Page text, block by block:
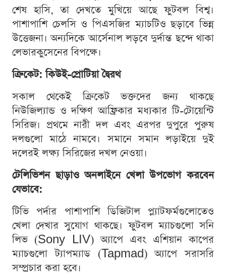
শেষ হাসি, তা দেখতে মুখিয়ে আছে ফুটবল বিশ্ব।
পাশাপাশি চেলসি ও পিএসজির ম্যাচটিও ছড়াবে ভিন্ন
উত্তেজনা। অন্যদিকে আর্সেনাল লড়বে দুর্দান্ত ছন্দে থাকা
লেভারকুসেনের বিপক্ষে।
ক্রিকেট: কিউই-প্রোটিয়া দ্বৈরথ
সকাল থেকেই ক্রিকেট ভক্তদের জন্য থাকছে
নিউজিল্যান্ড ও দক্ষিণ আফ্রিকার মধ্যকার টি-টোয়েন্টি
সিরিজ। প্রথমে নারী দল এবং এরপর দুপুরে পুরুষ
দলগুলো মাঠে নামবে। সমানে সমান লড়াইয়ে দুই
দলেরই লক্ষ্য সিরিজের দখল নেওয়া।
টেলিভিশন ছাড়াও অনলাইনে খেলা উপভোগ করবেন
যেভাবে:
টিভি পর্দার পাশাপাশি ডিজিটাল প্ল্যাটফর্মগুলোতেও
খেলা দেখার সুযোগ থাকছে। ফুটবল ম্যাচগুলো সনি
লিভ (Sony LIV) অ্যাপে এবং এশিয়ান কাপের
ম্যাচগুলো ট্যাপম্যাড (Tapmad) অ্যাপে সরাসরি
সম্প্রচার করা হবে।